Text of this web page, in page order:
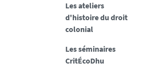
Les ateliers
d'histoire du droit
colonial
Les séminaires
CritÉcoDhu